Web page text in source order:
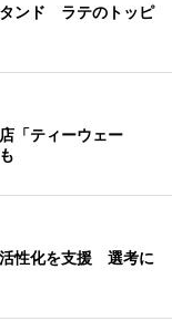
ンド ラテのトッピ
「ティーウェー
性化を支援 選考に